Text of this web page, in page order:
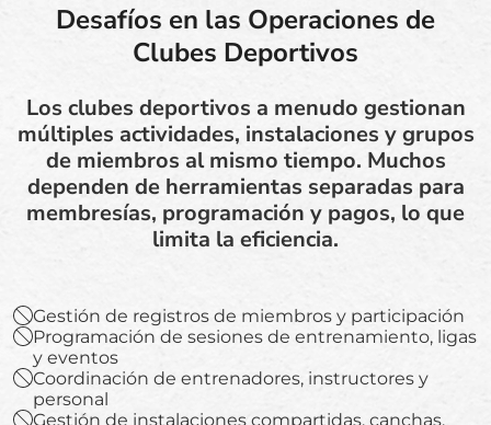
Desafíos en las Operaciones de
Clubes Deportivos
Los clubes deportivos a menudo gestionan
múltiples actividades, instalaciones y grupos
de miembros al mismo tiempo. Muchos
dependen de herramientas separadas para
membresías, programación y pagos, lo que
limita la eficiencia.
Gestión de registros de miembros y participación
Programación de sesiones de entrenamiento, ligas
y eventos
Coordinación de entrenadores, instructores y
personal
Gestión de instalaciones compartidas, canchas,